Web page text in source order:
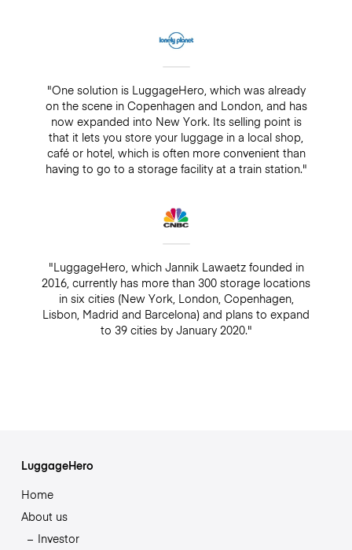
"One solution is LuggageHero, which was already
on the scene in Copenhagen and London, and has
now expanded into New York. Its selling point is
that it lets you store your luggage in a local shop,
café or hotel, which is often more convenient than
having to go to a storage facility at a train station."
"LuggageHero, which Jannik Lawaetz founded in
2016, currently has more than 300 storage locations
in six cities (New York, London, Copenhagen,
Lisbon, Madrid and Barcelona) and plans to expand
to 39 cities by January 2020."
LuggageHero
Home
About us
Investor